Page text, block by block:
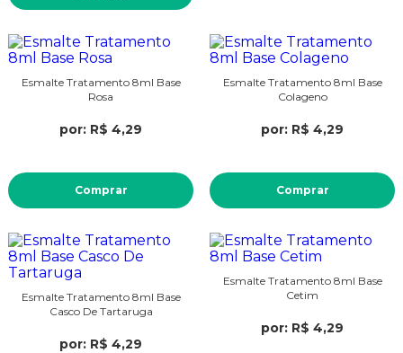
Esmalte Tratamento 8ml Base
Rosa
por: R$ 4,29
Comprar
Esmalte Tratamento 8ml Base
Colageno
por: R$ 4,29
Comprar
Esmalte Tratamento 8ml Base
Casco De Tartaruga
por: R$ 4,29
Esmalte Tratamento 8ml Base
Cetim
por: R$ 4,29